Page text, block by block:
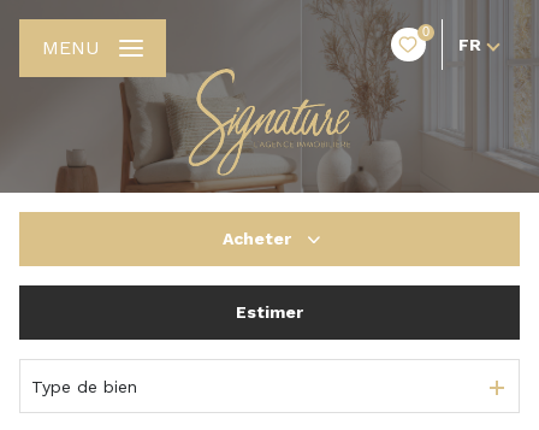
0
FR
MENU
Acheter
De l'immo pro
Estimer
Type de bien